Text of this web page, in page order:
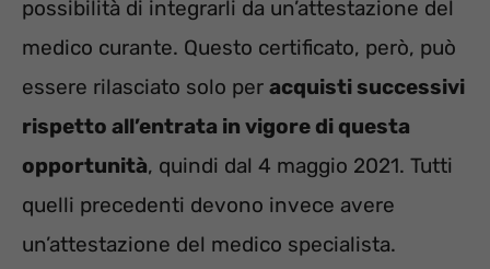
possibilità di integrarli da un’attestazione del
medico curante. Questo certificato, però, può
essere rilasciato solo per acquisti successivi
rispetto all’entrata in vigore di questa
opportunità, quindi dal 4 maggio 2021. Tutti
quelli precedenti devono invece avere
un’attestazione del medico specialista.